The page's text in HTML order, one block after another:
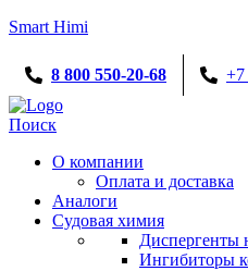
Smart Himi
8 800 550-20-68 +7
Menu
Поиск
О компании
Оплата и доставка
Аналоги
Судовая химия
Диспергенты
Ингибиторы